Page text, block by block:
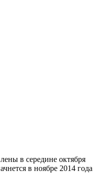
в середине октября
в ноябре 2014 года